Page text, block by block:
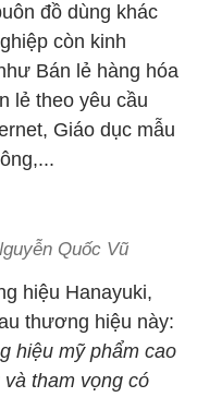
đồ dùng khác
còn kinh
Bán lẻ hàng hóa
lẻ theo yêu cầu
Giáo dục mẫu
Quốc Vũ
hiệu Hanayuki,
thương hiệu này:
hiệu mỹ phẩm cao
tham vọng có